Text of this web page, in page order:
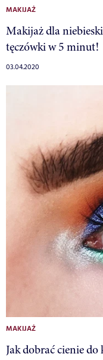
MAKIJAŻ
Makijaż dla
tęczówki w 5 minut!
03.04.2020
MAKIJAŻ
Jak dobrać cienie